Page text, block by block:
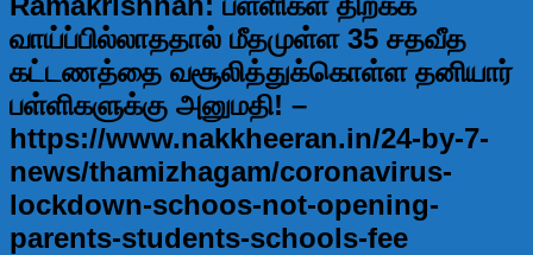
வாய்ப்பில்லாததால் மீதமுள்ள 35 சதவீத
கட்டணத்தை வசூலித்துக்கொள்ள தனியார்
பள்ளிகளுக்கு அனுமதி! –
https://www.nakkheeran.in/24-by-7-
news/thamizhagam/coronavirus-
lockdown-schoos-not-opening-
parents-students-schools-fee